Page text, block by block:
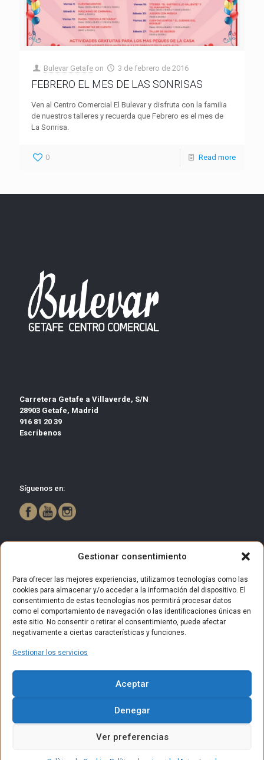
Gestionar consentimiento
Para ofrecer las mejores experiencias, utilizamos tecnologías como las
cookies para almacenar y/o acceder a la información del dispositivo. El
consentimiento de estas tecnologías nos permitirá procesar datos
como el comportamiento de navegación o las identificaciones únicas en
este sitio. No consentir o retirar el consentimiento, puede afectar
negativamente a ciertas características y funciones.
Gestionar los servicios
Aceptar
Denegar
Ver preferencias
Bulevar Getafe on 3 de febrero de 2016
FEBRERO EL MES DE LAS SONRISAS
Ven al Centro Comercial El Bulevar y disfruta con la familia
de nuestros talleres y recuerda que Febrero es el mes de
La Sonrisa.
0 Read more
Carretera Getafe a Villaverde, S/N
28903 Getafe, Madrid
916 81 20 39
Escríbenos
Síguenos en:
© 2025 Centro Comercial Bulevar Getafe. Todos los derechos
reservados.
Política de privacidad